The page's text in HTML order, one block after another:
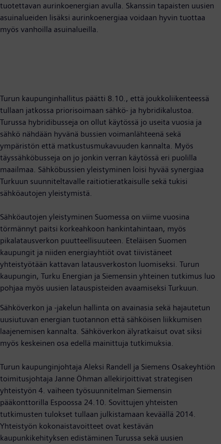
tuotettavan aurinkoenergian avulla. Skanssin tapaisten uusien
asuinalueiden lisäksi aurinkoenergiaa voidaan hyvin tuottaa
myös vanhoilla asuinalueilla.
Turun kaupunginhallitus päätti 8.10., että joukkoliikenteessä
tullaan jatkossa priorisoimaan sähkö- ja hybridikalustoa.
Turussa hybridibusseja on ollut käytössä jo useita vuosia ja
sähkö nähdään hyvänä bussien voimanlähteenä sekä
ympäristön että matkustusmukavuuden kannalta. Myös
täyssähköbusseja on jo jonkin verran käytössä eri puolilla
maailmaa. Sähköbussien yleistyminen loisi hyvää synergiaa
Turkuun suunniteltavalle raitiotieratkaisulle sekä tukisi
sähköautojen yleistymistä.
Sähköautojen yleistyminen Suomessa on viime vuosina
törmännyt paitsi korkeahkoon hankintahintaan, myös
pikalatausverkon puutteellisuuteen. Eteläisen Suomen
kaupungit ja niiden energiayhtiöt ovat tiivistäneet
yhteistyötään kattavan latausverkoston luomiseksi. Turun
kaupungin, Turku Energian ja Siemensin yhteinen tutkimus luo
pohjaa myös uusien latauspisteiden avaamiseksi Turkuun.
Sähköverkon ja -jakelun hallinta on avainasia sekä hajautetun
uusiutuvan energian tuotannon että sähköisen liikkumisen
laajenemisen kannalta. Sähköverkon älyratkaisut ovat siksi
myös keskeinen osa edellä mainittuja tutkimuksia.
Turun kaupunginjohtaja Aleksi Randell ja Siemens Osakeyhtiön
toimitusjohtaja Janne Öhman allekirjoittivat strategisen
yhteistyön 4. vaiheen työsuunnitelman Siemensin
pääkonttorilla Espoossa 24.10. Sovittujen yhteisten
tutkimusten tulokset tullaan julkistamaan keväällä 2014.
Yhteistyön kokonaistavoitteet ovat kestävän
kaupunkikehityksen edistäminen Turussa sekä uusien